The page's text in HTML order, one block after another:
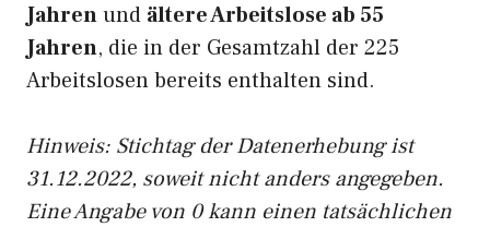
Jahrenund ältere Arbeitslose ab 55
Jahren, die in der Gesamtzahl der 225
Arbeitslosen bereits enthalten sind.
Hinweis: Stichtag der Datenerhebung ist
31.12.2022, soweit nicht anders angegeben.
Eine Angabe von 0 kann einen tatsächlichen